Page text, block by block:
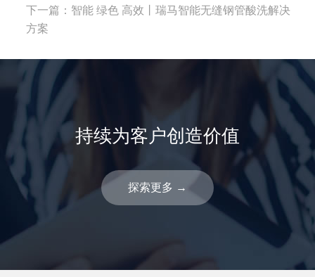
下一篇： 智能 绿色 高效丨瑞马智能无缝钢管酸洗解决
方案
持续为客户创造价值
探索更多 →